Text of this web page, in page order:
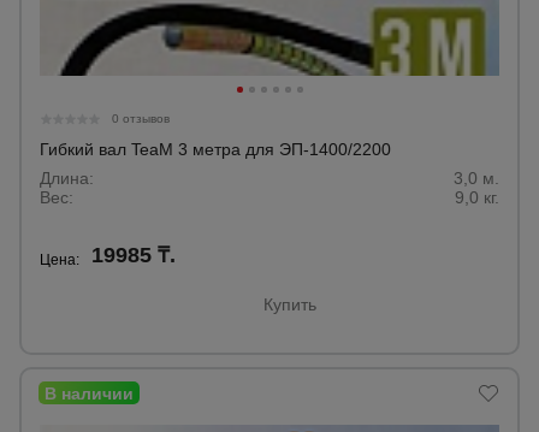
0 отзывов
Гибкий вал TeaM 3 метра для ЭП-1400/2200
Длина:
3,0 м.
Вес:
9,0 кг.
Цена: 19985 ₸.
Купить